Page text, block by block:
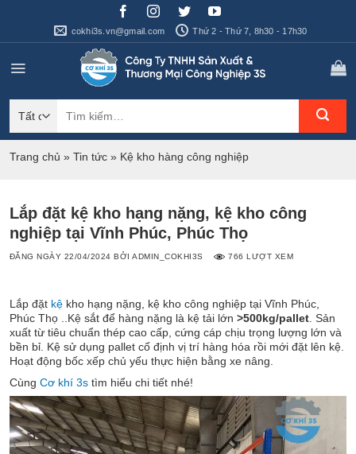
cokhi3s.vn@gmail.com Thứ 2 - Thứ 7, 8h30 - 17h30
kiếm:
Trang chủ » Tin tức » Kệ kho hàng công nghiệp
Lắp đặt kệ kho hạng nặng, kệ kho công
nghiệp tại Vĩnh Phúc, Phúc Thọ
ĐĂNG NGÀY 22/04/2024 BỞIADMIN_COKHI3S 766 LƯỢT XEM
Lắp đặt kệ kho hạng nặng, kệ kho công nghiệp tại Vĩnh Phúc,
Phúc Thọ ..Kệ sắt để hàng nặng là kệ tải lớn >500kg/pallet . Sản
xuất từ tiêu chuẩn thép cao cấp, cứng cáp chịu trọng lượng lớn và
bền bỉ. Kệ sử dụng pallet cố định vị trí hàng hóa rồi mới đặt lên kệ.
Hoạt động bốc xếp chủ yếu thực hiện bằng xe nâng.
Cùng Cơ khí 3s tìm hiểu chi tiết nhé!